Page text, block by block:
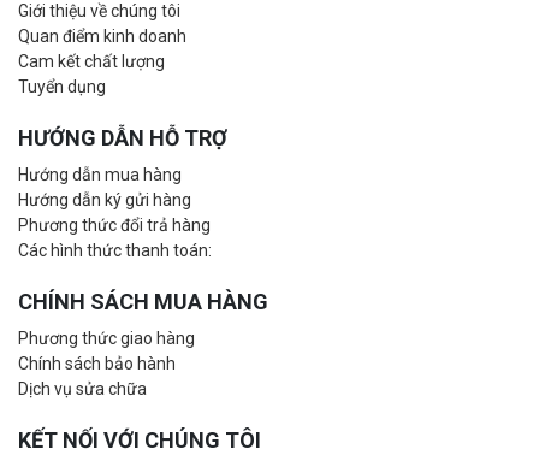
Giới thiệu về chúng tôi
Quan điểm kinh doanh
Cam kết chất lượng
Tuyển dụng
HƯỚNG DẪN HỖ TRỢ
Hướng dẫn mua hàng
Hướng dẫn ký gửi hàng
Phương thức đổi trả hàng
Các hình thức thanh toán:
CHÍNH SÁCH MUA HÀNG
Phương thức giao hàng
Chính sách bảo hành
Dịch vụ sửa chữa
KẾT NỐI VỚI CHÚNG TÔI